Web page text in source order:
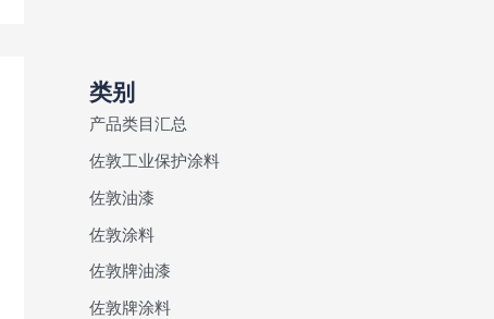
类别
产品类目汇总
佐敦工业保护涂料
佐敦油漆
佐敦涂料
佐敦牌油漆
佐敦牌涂料